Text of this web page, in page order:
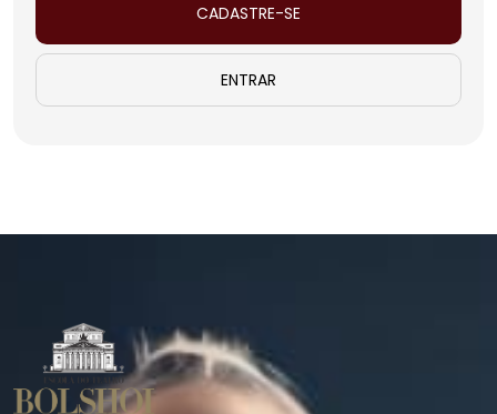
CADASTRE-SE
ENTRAR